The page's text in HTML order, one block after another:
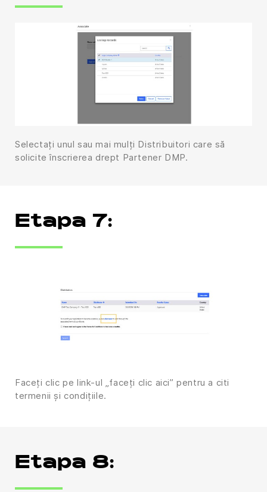
Selectați unul sau mai mulți Distribuitori care să
solicite înscrierea drept Partener DMP.
Etapa 7:
Faceți clic pe link-ul „faceți clic aici” pentru a citi
termenii și condițiile.
Etapa 8: